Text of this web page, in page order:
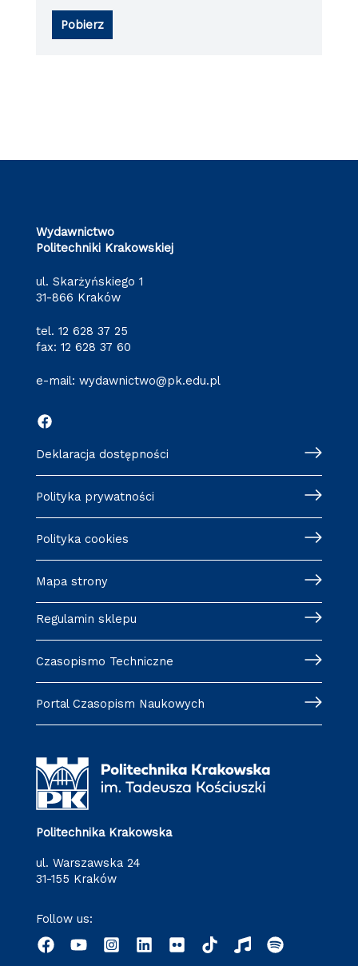
Pobierz
Wydawnictwo
Politechniki Krakowskiej
ul. Skarżyńskiego 1
31-866 Kraków
tel. 12 628 37 25
fax: 12 628 37 60
e-mail: wydawnictwo@pk.edu.pl
Deklaracja dostępności
Polityka prywatności
Polityka cookies
Mapa strony
Regulamin sklepu
Czasopismo Techniczne
Portal Czasopism Naukowych
Politechnika Krakowska
ul. Warszawska 24
31-155 Kraków
Follow us: